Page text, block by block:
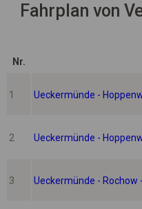
Fahrplan von
Nr.
1 Ueckermünde -
2 Ueckermünde -
3 Ueckermünde - Rochow